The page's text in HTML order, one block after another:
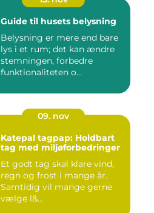
Guide til husets belysning
Belysning er mere end bare
lys i et rum; det kan ændre
stemningen, forbedre
funktionaliteten o...
09. nov
Katepal tagpap: Holdbart
tag med miljøforbedringer
Et godt tag skal klare vind,
regn og frost i mange år.
Samtidig vil mange gerne
vælge l&...